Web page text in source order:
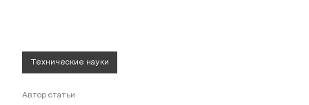
Технические науки
Автор статьи